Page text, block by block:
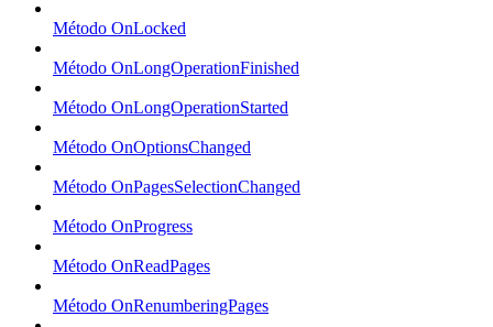
Método OnLocked
Método OnLongOperationFinished
Método OnLongOperationStarted
Método OnOptionsChanged
Método OnPagesSelectionChanged
Método OnProgress
Método OnReadPages
Método OnRenumberingPages